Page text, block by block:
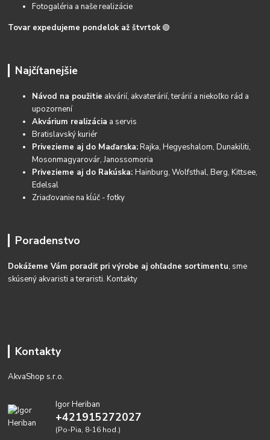
Fotogaléria a naše realizácie
Tovar expedujeme pondelok až štvrtok 🟢
Najčítanejšie
Návod na použitie akvárií, akvaterárií, terárií a niekoľko rád a
upozornení
Akvárium realizácia a servis
Bratislavský kuriér
Privezieme aj do Maďarska:Rajka, Hegyeshalom, Dunakiliti,
Mosonmagyarovár, Janossomoria
Privezieme aj do Rakúska:Hainburg, Wolfsthal, Berg, Kittsee,
Edelsal
Zriaďovanie na kĺúč - fotky
Poradenstvo
Dokážeme Vám poradiť pri výrobe aj ohľadne sortimentu, sme
skúsený akvaristi a teraristi.Kontakty
Kontakty
AkvaShop s.r.o.
Igor Heriban
+421915272027
(Po-Pia, 8-16 hod.)